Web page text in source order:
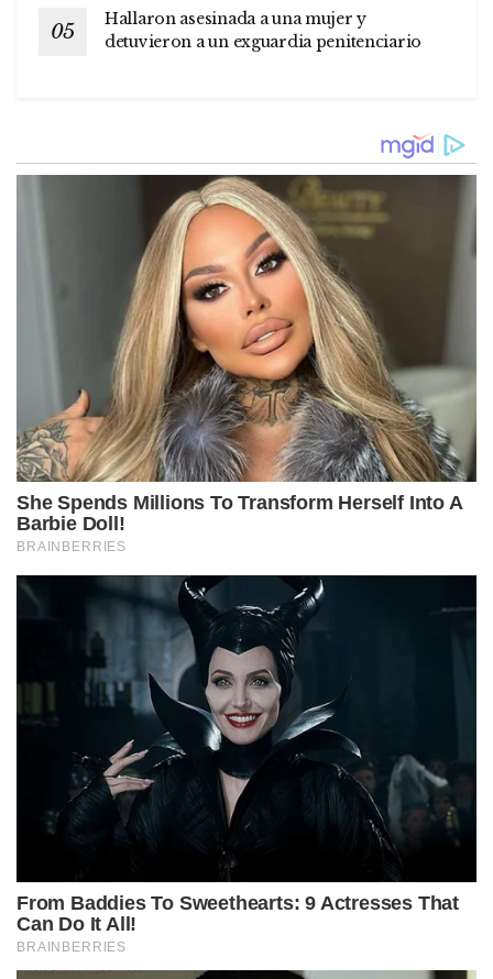
Hallaron asesinada a una mujer y
detuvieron a un exguardia penitenciario